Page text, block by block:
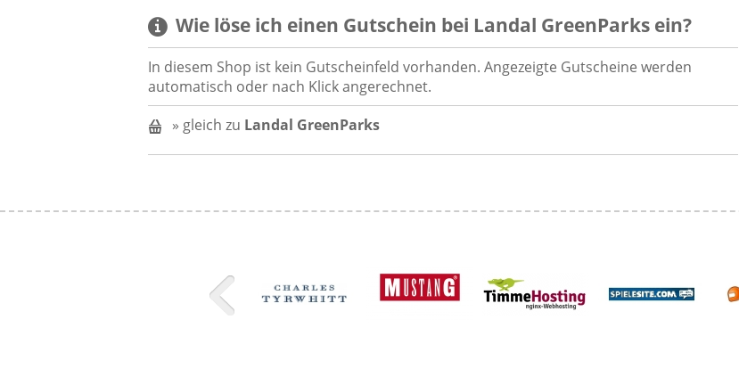
Wie löse ich einen Gutschein bei Landal GreenParks ein?
In diesem Shop ist kein Gutscheinfeld vorhanden. Angezeigte Gutscheine werden
automatisch oder nach Klick angerechnet.
» gleich zu Landal GreenParks